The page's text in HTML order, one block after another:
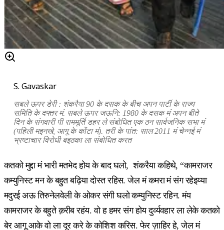
S. Gavaskar
सबले ऊपर डेरी : शंकरैया 90 के दसक के बीच अपन पार्टी के राज्य
समिति के दफ्तर मं. सबले ऊपर जऊनि: 1980 के दसक मं अपन बीते
दिन के संगवारी पी राममूर्ति डहर ले संबोधित एक ठन सार्वजनिक सभा मं
(पहिली मइनखे, आगू के कोंटा मं). तरी के पांत: साल 2011 मं चेन्नई मं
भ्रष्टाचार विरोधी बइठका ला संबोधित करत
कतको मुद्दा मं भारी मतभेद होय के बाद घलो, शंकरैया कहिथे, “कामराजर
कम्युनिस्ट मन के बहुत बढ़िया दोस्त रहिस. जेल मं कमरा मं संग रहेइय्या
मदुरई अऊ तिरुनेलवेली के ओकर संगी घलो कम्युनिस्ट रहिन. मंय
कामराजर के बहुते क़रीब रहंय. वो ह हमर संग होय दुर्व्यवहार ला लेके कतको
बेर आगू आके वो ला दूर करे के कोशिश करिस. फेर ज़ाहिर हे, जेल मं